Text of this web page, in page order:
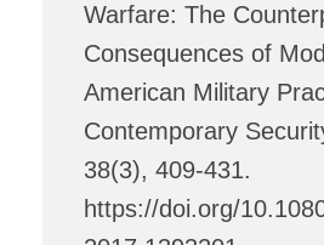
Warfare: The
Consequences of
American Military
Contemporary
38(3), 409-431.
https://doi.org/